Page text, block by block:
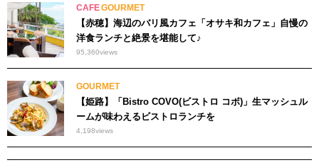
CAFEGOURMET
【赤穂】海辺のバリ風カフェ「オサキ和カフェ」自慢の
洋食ランチと絶景を堪能して♪
95,360views
GOURMET
【姫路】「Bistro COVO(ビストロ コボ)」生マッシュル
ームが味わえるビストロランチを
4,198views